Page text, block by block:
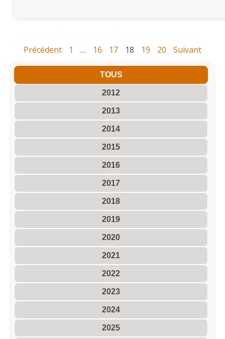
Précédent 1 … 16 17 18 19 20 Suivant
2012
2013
2014
2015
2016
2017
2018
2019
2020
2021
2022
2023
2024
2025
TOUS